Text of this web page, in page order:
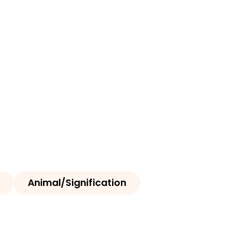
Animal/Signification